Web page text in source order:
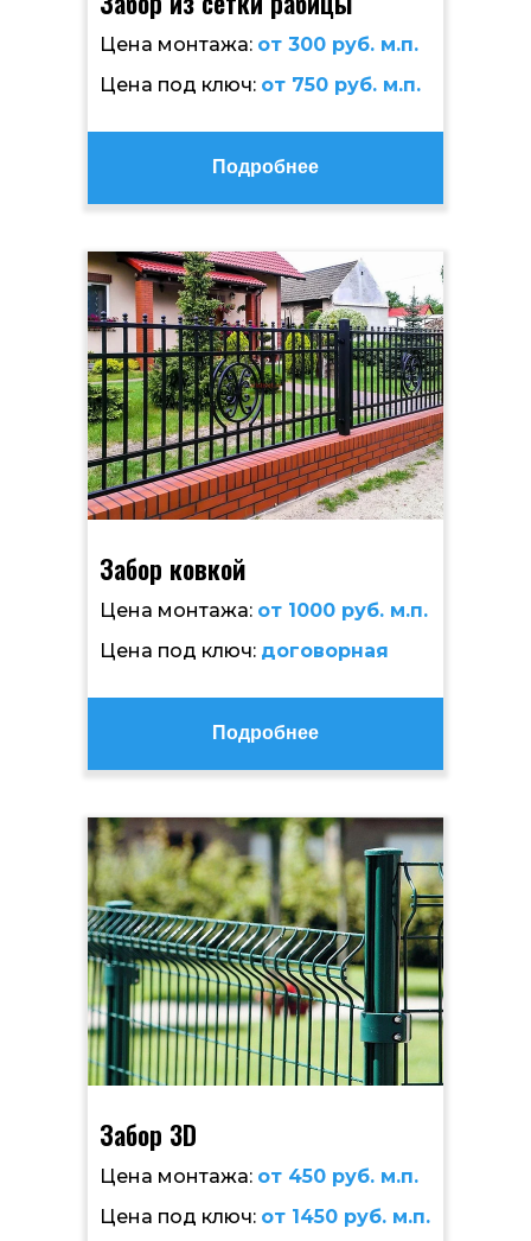
Подробнее
Цена монтажа: от 300 руб. м.п.
Цена под ключ: от 750 руб. м.п.
Подробнее
Забор ковкой
Цена монтажа: от 1000 руб. м.п.
Цена под ключ: договорная
Забор 3D
Цена монтажа: от 450 руб. м.п.
Цена под ключ: от 1450 руб. м.п.